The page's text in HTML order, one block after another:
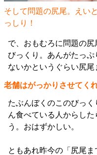
そして問題の尻尾。えい
っしり！
で、おもむろに問題の
びっくり。あんがたっ
ないかというぐらい尻尾
老舗はがっかりさせてく
たぶんぼくのこのびっ
ん食べている人からし
う。おはずかしい。
ともあれ昨今の「尻尾